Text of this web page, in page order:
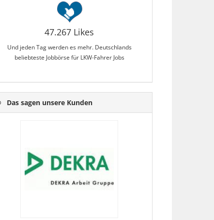
47.267 Likes
Und jeden Tag werden es mehr. Deutschlands
beliebteste Jobbörse für LKW-Fahrer Jobs
Das sagen unsere Kunden